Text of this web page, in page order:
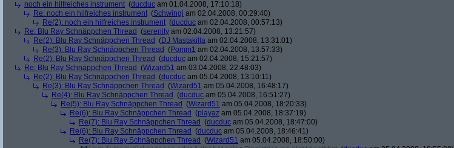
noch ein hilfreiches instrument (ducduc am 01.04.2008, 17:10:18)
Re: noch ein hilfreiches instrument (Schwingi am 02.04.2008, 00:29:40)
Re(2): noch ein hilfreiches instrument (ducduc am 02.04.2008, 00:57:13)
Re: Blu Ray Schnäppchen Thread (serenity am 02.04.2008, 13:21:57)
Re(2): Blu Ray Schnäppchen Thread (DJ Mastakilla am 02.04.2008, 13:31:01)
Re(3): Blu Ray Schnäppchen Thread (Pomm1 am 02.04.2008, 13:57:33)
Re(2): Blu Ray Schnäppchen Thread (ducduc am 02.04.2008, 15:21:57)
Re: Blu Ray Schnäppchen Thread (Wizard51 am 03.04.2008, 22:48:03)
Re(2): Blu Ray Schnäppchen Thread (ducduc am 05.04.2008, 13:10:11)
Re(3): Blu Ray Schnäppchen Thread (Wizard51 am 05.04.2008, 16:48:17)
Re(4): Blu Ray Schnäppchen Thread (ducduc am 05.04.2008, 16:51:27)
Re(5): Blu Ray Schnäppchen Thread (Wizard51 am 05.04.2008, 18:20:33)
Re(6): Blu Ray Schnäppchen Thread (playaz am 05.04.2008, 18:37:19)
Re(7): Blu Ray Schnäppchen Thread (ducduc am 05.04.2008, 18:47:00)
Re(6): Blu Ray Schnäppchen Thread (ducduc am 05.04.2008, 18:46:41)
Re(7): Blu Ray Schnäppchen Thread (Wizard51 am 05.04.2008, 18:50:00)